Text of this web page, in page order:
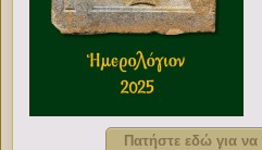
Πατήστε εδώ για να